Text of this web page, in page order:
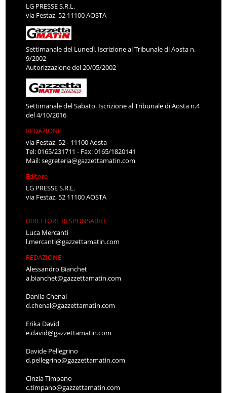
LG PRESSE S.R.L.
via Festaz, 52 11100 AOSTA
Settimanale del Lunedì. Iscrizione al Tribunale di Aosta n.
9/2002
Autorizzazione del 20/05/2002
Settimanale del Sabato. Iscrizione al Tribunale di Aosta n.4
del 4/10/2016
REDAZIONE
via Festaz, 52 - 11100 Aosta
Tel: 0165/231711 - Fax: 0165/1820141
Mail:segreteria@gazzettamatin.com
Editore
LG PRESSE S.R.L.
via Festaz, 52 11100 AOSTA
DIRETTORE RESPONSABILE
Luca Mercanti
l.mercanti@gazzettamatin.com
REDAZIONE
Alessandro Bianchet
a.bianchet@gazzettamatin.com
Danila Chenal
d.chenal@gazzettamatin.com
Erika David
e.david@gazzettamatin.com
Davide Pellegrino
d.pellegrino@gazzettamatin.com
Cinzia Timpano
c.timpano@gazzettamatin.com